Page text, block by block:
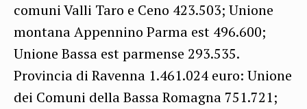
comuni Valli Taro e Ceno 423.503; Unione
montana Appennino Parma est 496.600;
Unione Bassa est parmense 293.535.
Provincia di Ravenna 1.461.024 euro: Unione
dei Comuni della Bassa Romagna 751.721;